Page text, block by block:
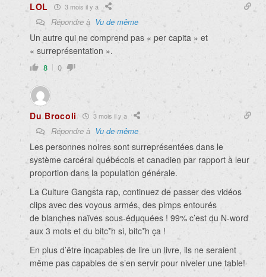
LOL 3 mois il y a
Répondre à Vu de même
Un autre qui ne comprend pas « per capita » et
« surreprésentation ».
8 0
Du Brocoli 3 mois il y a
Répondre à Vu de même
Les personnes noires sont surreprésentées dans le
système carcéral québécois et canadien par rapport à leur
proportion dans la population générale.
La Culture Gangsta rap, continuez de passer des vidéos
clips avec des voyous armés, des pimps entourés
de blanches naïves sous-éduquées ! 99% c’est du N-word
aux 3 mots et du bitc*h si, bitc*h ça !
En plus d’être incapables de lire un livre, ils ne seraient
même pas capables de s’en servir pour niveler une table!